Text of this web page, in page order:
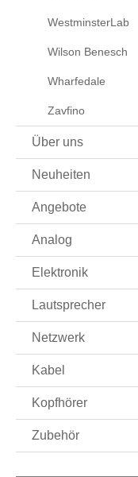
WestminsterLab
Wilson Benesch
Wharfedale
Zavfino
Über uns
Neuheiten
Angebote
Analog
Elektronik
Lautsprecher
Netzwerk
Kabel
Kopfhörer
Zubehör